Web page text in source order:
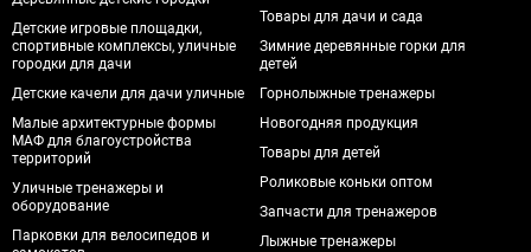
Детские игровые площадки,
спортивные комплексы, уличные
городки для дачи
Детские качели для дачи уличные
Малые архитектурные формы
МАФ для благоустройства
территорий
Уличные тренажеры и
оборудование
Парковки для велосипедов и
Товары для дачи и сада
Зимние деревянные горки для
детей
Горнолыжные тренажеры
Новогодняя продукция
Товары для детей
Роликовые коньки оптом
Запчасти для тренажеров
Лыжные тренажеры